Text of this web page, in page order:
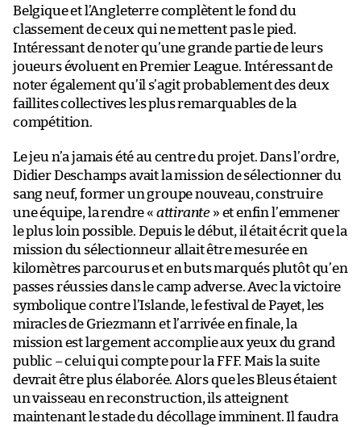
Belgique et l’Angleterre complètent le fond du
classement de ceux qui ne mettent pas le pied.
Intéressant de noter qu’une grande partie de leurs
joueurs évoluent en Premier League. Intéressant de
noter également qu’il s’agit probablement des deux
faillites collectives les plus remarquables de la
compétition.
Le jeu n’a jamais été au centre du projet. Dans l’ordre,
Didier Deschamps avait la mission de sélectionner du
sang neuf, former un groupe nouveau, construire
une équipe, la rendre « attirante » et enfin l’emmener
le plus loin possible. Depuis le début, il était écrit que la
mission du sélectionneur allait être mesurée en
kilomètres parcourus et en buts marqués plutôt qu’en
passes réussies dans le camp adverse. Avec la victoire
symbolique contre l’Islande, le festival de Payet, les
miracles de Griezmann et l’arrivée en finale, la
mission est largement accomplie aux yeux du grand
public – celui qui compte pour la FFF. Mais la suite
devrait être plus élaborée. Alors que les Bleus étaient
un vaisseau en reconstruction, ils atteignent
maintenant le stade du décollage imminent. Il faudra